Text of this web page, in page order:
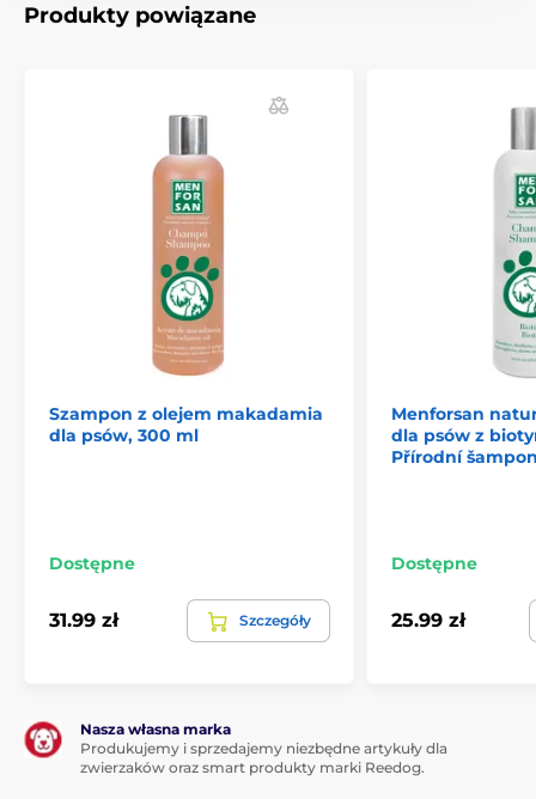
Produkty powiązane
Szampon z olejem makadamia
dla psów, 300 ml
Dostępne
31.99 zł Szczegóły
Menforsan
dla psów z
Přírodní
Dostępne
25.99 zł
Nasza własna marka
Produkujemy i sprzedajemy niezbędne artykuły dla
zwierzaków oraz smart produkty marki Reedog.